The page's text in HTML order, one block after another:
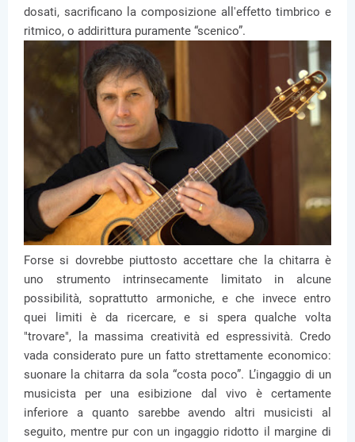
dosati, sacrificano la composizione all'effetto timbrico e
ritmico, o addirittura puramente “scenico”.
Forse si dovrebbe piuttosto accettare che la chitarra è
uno strumento intrinsecamente limitato in alcune
possibilità, soprattutto armoniche, e che invece entro
quei limiti è da ricercare, e si spera qualche volta
"trovare", la massima creatività ed espressività. Credo
vada considerato pure un fatto strettamente economico:
suonare la chitarra da sola “costa poco”. L’ingaggio di un
musicista per una esibizione dal vivo è certamente
inferiore a quanto sarebbe avendo altri musicisti al
seguito, mentre pur con un ingaggio ridotto il margine di